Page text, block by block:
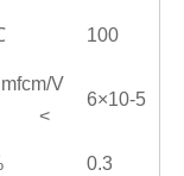
100
V
6×10-5
0.3